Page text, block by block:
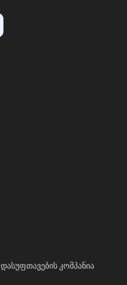
დასუფთავების კომპანია